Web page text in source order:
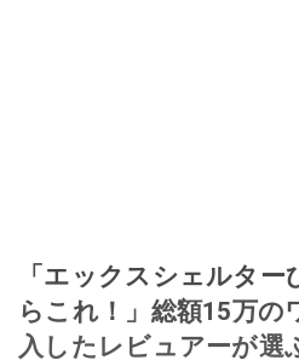
「エックスシェルタ
らこれ！」総額15万の
入したレビュアーが選